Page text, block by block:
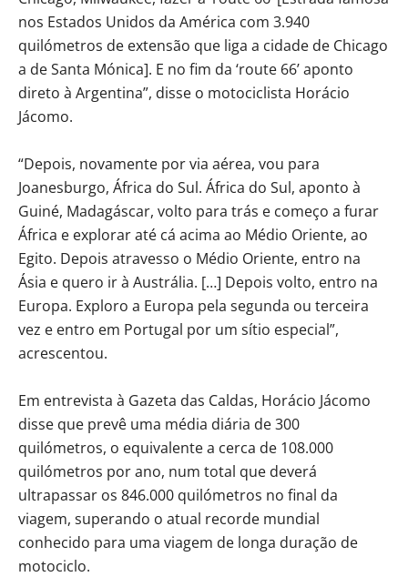
nos Estados Unidos da América com 3.940
quilómetros de extensão que liga a cidade de Chicago
a de Santa Mónica]. E no fim da ‘route 66’ aponto
direto à Argentina”, disse o motociclista Horácio
Jácomo.
“Depois, novamente por via aérea, vou para
Joanesburgo, África do Sul. África do Sul, aponto à
Guiné, Madagáscar, volto para trás e começo a furar
África e explorar até cá acima ao Médio Oriente, ao
Egito. Depois atravesso o Médio Oriente, entro na
Ásia e quero ir à Austrália. […] Depois volto, entro na
Europa. Exploro a Europa pela segunda ou terceira
vez e entro em Portugal por um sítio especial”,
acrescentou.
Em entrevista à Gazeta das Caldas, Horácio Jácomo
disse que prevê uma média diária de 300
quilómetros, o equivalente a cerca de 108.000
quilómetros por ano, num total que deverá
ultrapassar os 846.000 quilómetros no final da
viagem, superando o atual recorde mundial
conhecido para uma viagem de longa duração de
motociclo.